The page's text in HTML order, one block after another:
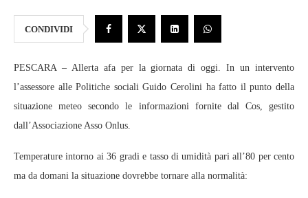
CONDIVIDI
PESCARA – Allerta afa per la giornata di oggi. In un intervento
l’assessore alle Politiche sociali Guido Cerolini ha fatto il punto della
situazione meteo secondo le informazioni fornite dal Cos, gestito
dall’Associazione Asso Onlus.
Temperature intorno ai 36 gradi e tasso di umidità pari all’80 per cento
ma da domani la situazione dovrebbe tornare alla normalità: